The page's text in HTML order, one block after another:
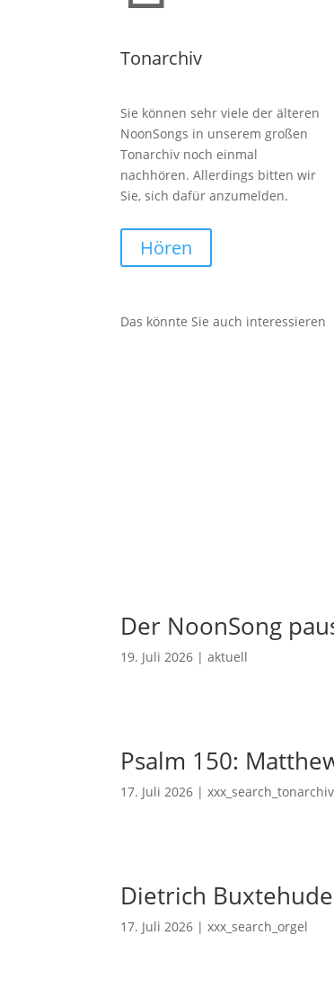
Tonarchiv
Sie können sehr viele der älteren
NoonSongs in unserem großen
Tonarchiv noch einmal
nachhören. Allerdings bitten wir
Sie, sich dafür anzumelden.
Hören
Das könnte Sie auch interessieren
Der NoonSong
19. Juli 2026 |aktuell
Psalm 150:
17. Juli 2026 |xxx_search_tonarchiv
Dietrich
17. Juli 2026 |xxx_search_orgel